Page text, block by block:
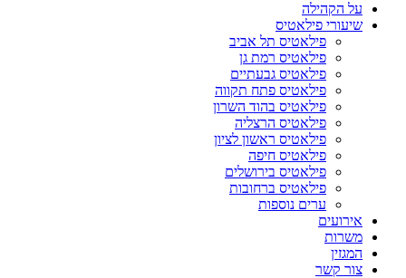
על הקהילה
שיעורי פילאטיס
פילאטיס תל אביב
פילאטיס רמת גן
פילאטיס גבעתיים
פילאטיס פתח תקווה
פילאטיס בהוד השרון
פילאטיס הרצליה
פילאטיס ראשון לציון
פילאטיס חיפה
פילאטיס בירושלים
פילאטיס ברחובות
ערים נוספות
אירועים
משרות
המגזין
צור קשר